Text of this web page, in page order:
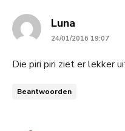
Luna
24/01/2016 19:07
Die piri piri ziet er lekker
Beantwoorden